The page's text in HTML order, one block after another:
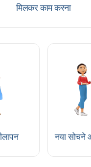
मिलकर काम करना
नया सोचने